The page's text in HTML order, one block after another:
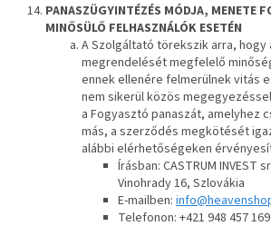
PANASZÜGYINTÉZÉS MÓDJA, MENETE
MINŐSÜLŐ FELHASZNÁLÓK ESETÉN
A Szolgáltató törekszik arra, hogy
megrendelését megfelelő
ennek ellenére felmerülnek vitás
nem sikerül közös
a Fogyasztó panaszát, amelyhez
más, a szerződés megkötését
alábbi elérhetőségeken
Írásban: CASTRUM INVEST
Vinohrady 16, Szlovákia
E-mailben:
Telefonon: +421 948 457 169